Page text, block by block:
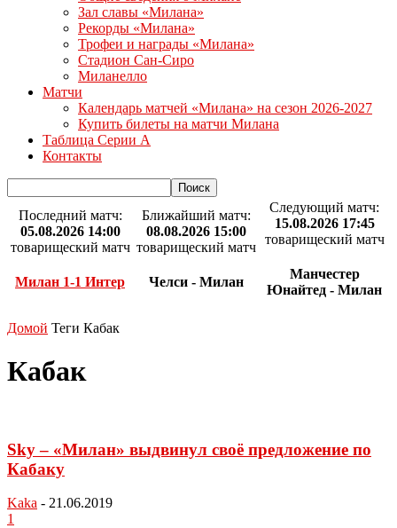
Зал славы «Милана»
Рекорды «Милана»
Трофеи и награды «Милана»
Стадион Сан-Сиро
Миланелло
Матчи
Календарь матчей «Милана» на сезон 2026-2027
Купить билеты на матчи Милана
Таблица Серии А
Контакты
Последний матч:
05.08.2026 14:00
товарищеский матч
Милан 1-1 Интер
Ближайший матч:
08.08.2026 15:00
товарищеский матч
Челси - Милан
Следующий матч:
15.08.2026 17:45
товарищеский матч
Манчестер
Юнайтед - Милан
Домой Теги Кабак
Кабак
Sky – «Милан» выдвинул своё предложение по
Кабаку
Kaka - 21.06.2019
1